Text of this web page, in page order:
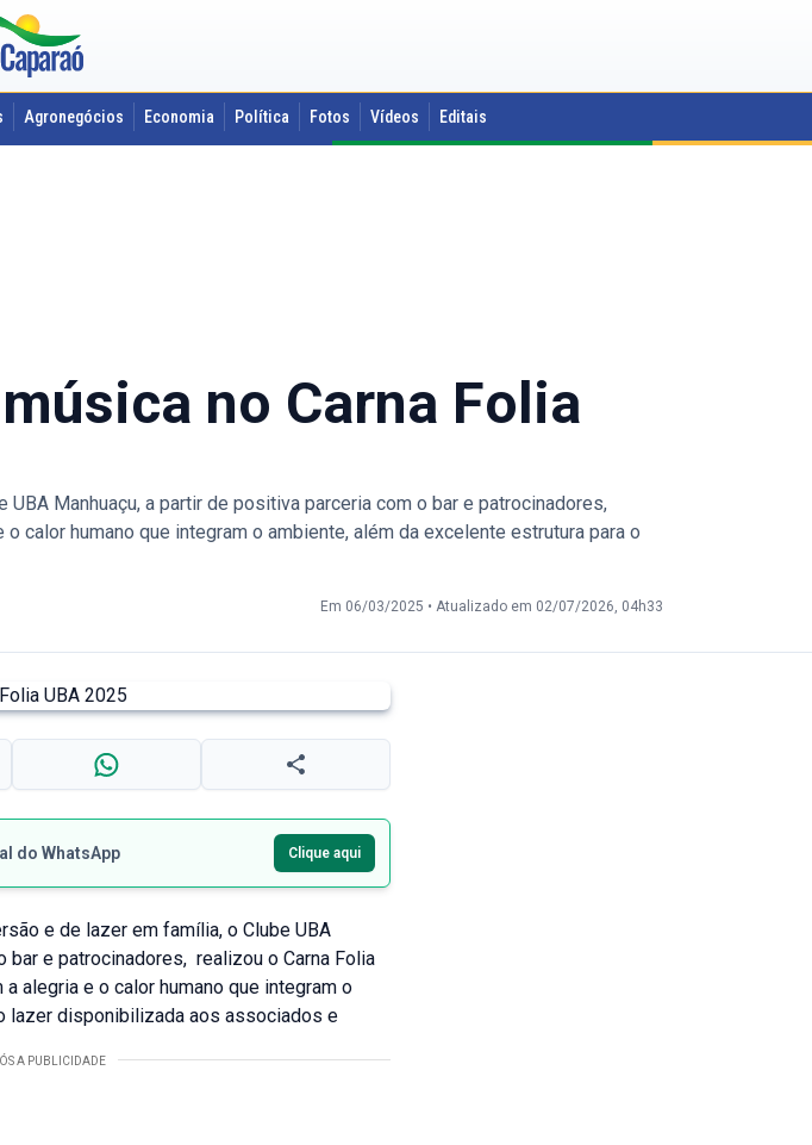
Agronegócios Economia Política Fotos Vídeos Editais
no Carna Folia
Manhuaçu, a partir de positiva parceria com o bar e patrocinadores,
calor humano que integram o ambiente, além da excelente estrutura para o
Em 06/03/2025 • Atualizado em 02/07/2026, 04h33
do WhatsApp Clique aqui
e de lazer em família, o Clube UBA
bar e patrocinadores, realizou o Carna Folia
alegria e o calor humano que integram o
lazer disponibilizada aos associados e